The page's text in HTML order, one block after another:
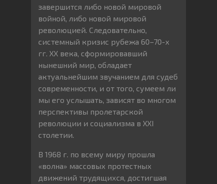
завершится либо новой мировой
войной, либо новой мировой
революцией. Следовательно,
системный кризис рубежа 60–70-х
гг. XX века, сформировавший
нынешний мир, обладает
актуальнейшим звучанием для судеб
современности, и от того, сумеем ли
мы его услышать, зависят во многом
перспективы пролетарской
революции и социализма в XXI
столетии.
В 1968 г. по всему миру прошла
«волна» массовых протестных
движений трудящихся, достигшая